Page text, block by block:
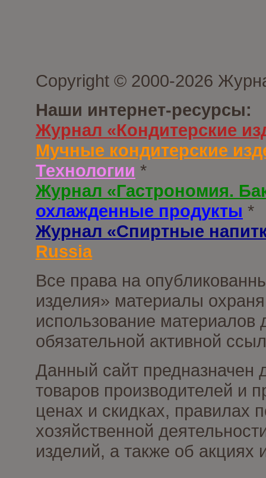
Copyright © 2000-2026
Наши интернет-ресурсы:
Журнал «Кондитерские
Мучные кондитерские
Технологии *
Журнал «Гастрономия.
охлажденные продукты *
Журнал «Спиртные
Russia
Все права на
изделия» материалы
использование материалов
обязательной активной
Данный сайт предназначен
товаров производителей и
ценах и скидках, правилах
хозяйственной
изделий, а также об